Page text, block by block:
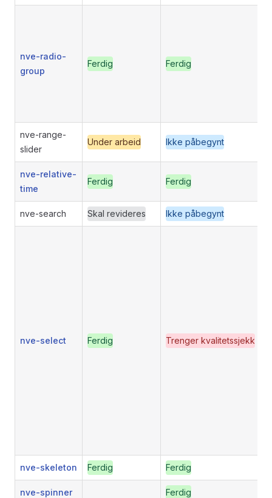
nve-radio-
group
Ferdig Ferdig
nve-range-
slider
Under arbeid Ikke påbegynt
nve-relative-
time
Ferdig Ferdig
nve-search Skal revideres Ikke påbegynt
nve-select Ferdig Trenger kvalitetssjekk
nve-skeleton Ferdig Ferdig
nve-spinner Ferdig